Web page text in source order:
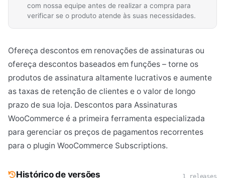
com nossa equipe antes de realizar a compra para
verificar se o produto atende às suas necessidades.
Ofereça descontos em renovações de assinaturas ou
ofereça descontos baseados em funções – torne os
produtos de assinatura altamente lucrativos e aumente
as taxas de retenção de clientes e o valor de longo
prazo de sua loja. Descontos para Assinaturas
WooCommerce é a primeira ferramenta especializada
para gerenciar os preços de pagamentos recorrentes
para o plugin WooCommerce Subscriptions.
Histórico de versões 1 releases